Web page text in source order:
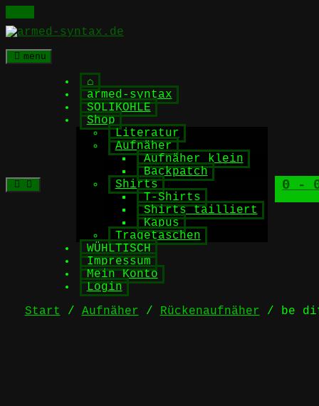
Skip
to
content
menu
⌂
armed-syntax
SOLIKOHLE
Shop
Literatur
Aufnäher
Aufnäher klein
Backpatch
Shirts
T-Shirts
Shirts tailliert
Kapus
Tragetaschen
WÜHLTISCH
Impressum
Mein Konto
Login
0-
Start / Aufnäher / Rückenaufnäher / be